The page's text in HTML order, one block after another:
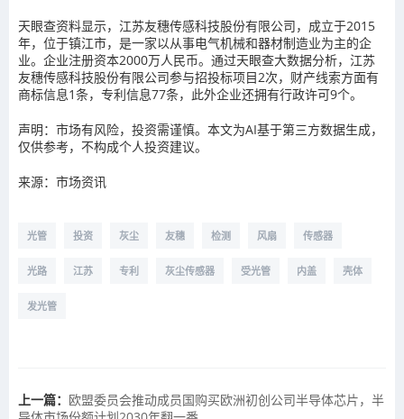
天眼查资料显示，江苏友穗传感科技股份有限公司，成立于2015
年，位于镇江市，是一家以从事电气机械和器材制造业为主的企
业。企业注册资本2000万人民币。通过天眼查大数据分析，江苏
友穗传感科技股份有限公司参与招投标项目2次，财产线索方面有
商标信息1条，专利信息77条，此外企业还拥有行政许可9个。
声明：市场有风险，投资需谨慎。本文为AI基于第三方数据生成，
仅供参考，不构成个人投资建议。
来源：市场资讯
光管 投资 灰尘 友穗 检测 风扇 传感器
光路 江苏 专利 灰尘传感器 受光管 内盖 壳体
发光管
上一篇： 欧盟委员会推动成员国购买欧洲初创公司半导体芯片，半